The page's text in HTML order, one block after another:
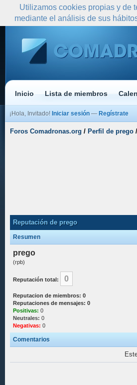
Inicio Lista de miembros
¡Hola, Invitado! Iniciar sesión — Regístrate
Foros Comadronas.org / Perfil de prego /
Reputación de prego
Resumen
prego
(rpb)
Reputación total: 0
Reputacion de miembros: 0
Reputaciones de mensajes: 0
Positivas: 0
Neutrales: 0
Negativas: 0
Comentarios
Utilizamos cookies propias y de
mediante el análisis de sus